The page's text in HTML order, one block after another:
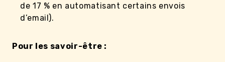
de 17 % en automatisant certains envois
d’email).
Pour les savoir-être :